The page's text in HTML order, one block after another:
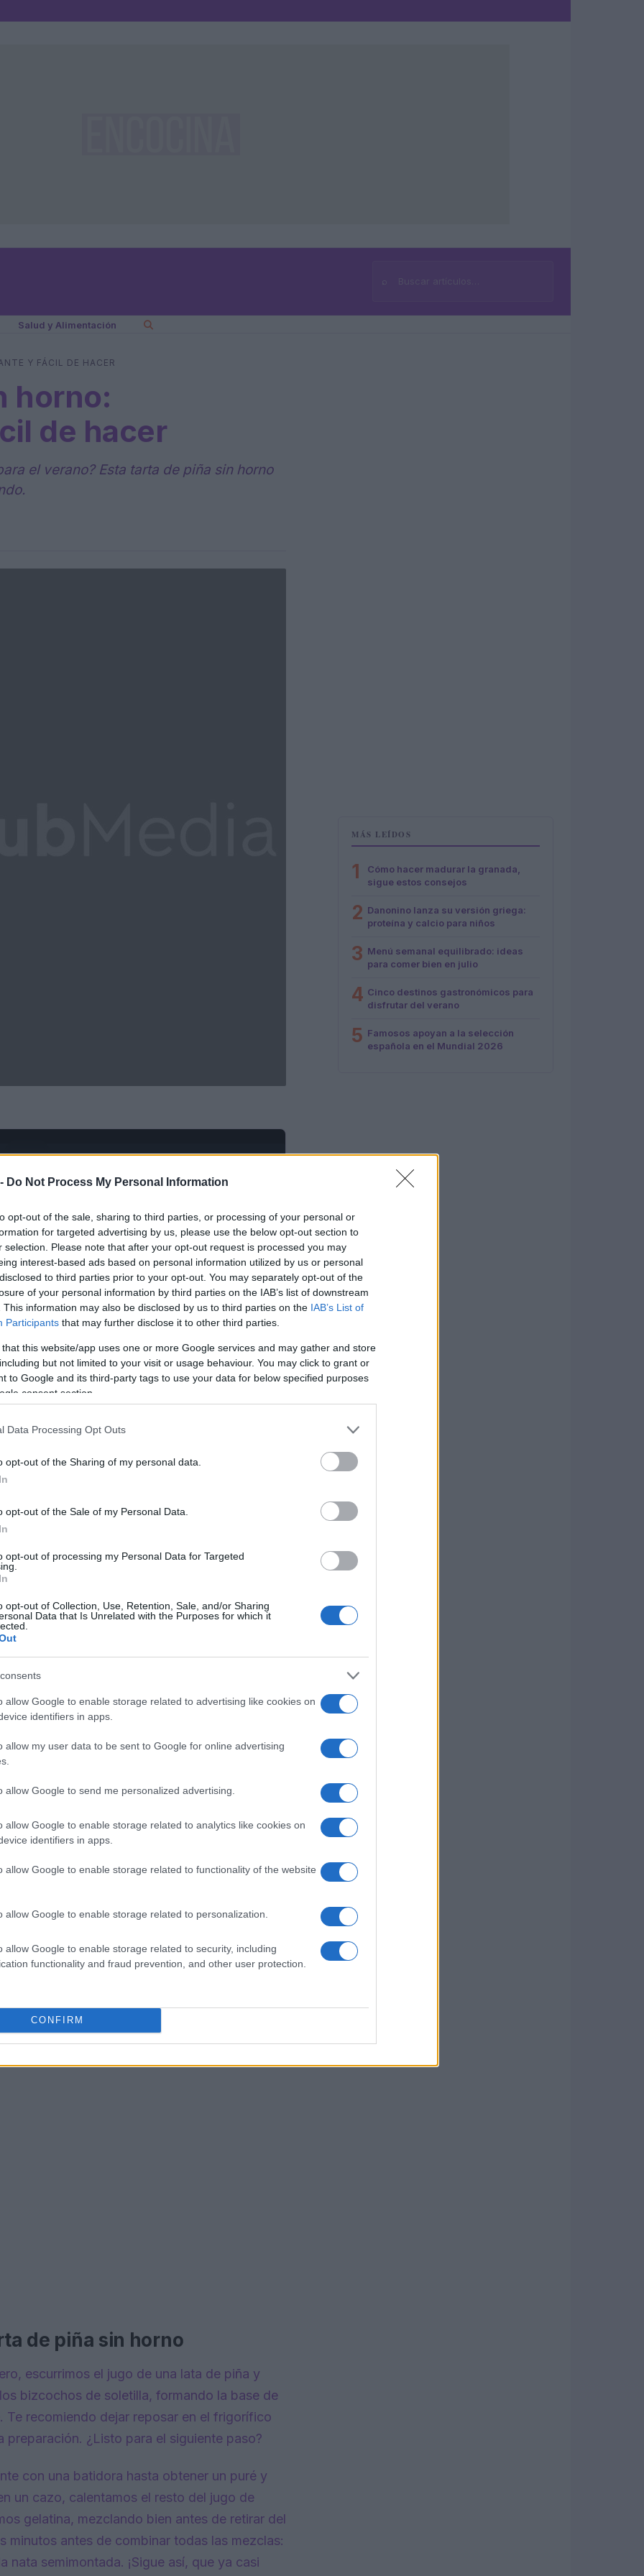
Do Not Process My Personal Information
opt-out of the sale, sharing to third parties, or processing of your personal or
for targeted advertising by us, please use the below opt-out section to
selection. Please note that after your opt-out request is processed you may
interest-based ads based on personal information utilized by us or personal
to third parties prior to your opt-out. You may separately opt-out of the
of your personal information by third parties on the IAB’s list of downstream
This information may also be disclosed by us to third parties on the IAB’s List of
Participants that may further disclose it to other third parties.
that this website/app uses one or more Google services and may gather and store
but not limited to your visit or usage behaviour. You may click to grant or
to Google and its third-party tags to use your data for below specified purposes
consent section.
Data Processing Opt Outs
opt-out of the Sharing of my personal data.
opt-out of the Sale of my Personal Data.
opt-out of processing my Personal Data for Targeted
opt-out of Collection, Use, Retention, Sale, and/or Sharing
Data that Is Unrelated with the Purposes for which it
allow Google to enable storage related to advertising like cookies on
identifiers in apps.
allow my user data to be sent to Google for online advertising
allow Google to send me personalized advertising.
allow Google to enable storage related to analytics like cookies on
identifiers in apps.
allow Google to enable storage related to functionality of the website
allow Google to enable storage related to personalization.
allow Google to enable storage related to security, including
functionality and fraud prevention, and other user protection.
CONFIRM
⌕Buscar
Salud y Alimentación
Y FÁCIL DE HACER
horno:
de hacer
el verano? Esta tarta de piña sin horno
por algo dulce, no hay nada mejor que
es tan fácil de hacer que te va a sorprender
para reuniones familiares o simplemente
ligera, refrescante y se prepara en un abrir y
en esta deliciosa aventura culinaria sin tener
piña sin horno?
es suversatilidad. Puedes adaptarla a tus
si buscas reducir el azúcar, puedes
almíbar. Pero si eres de los que prefieren un
de azúcar y listo! Además, si vives
a la mitad y evitar que sobre. ¿A quién no le
alimentarias. Si debes evitar el
bizcochos por galletas sin gluten,
sean aptos. Así, cualquiera puede
¡Y lo mejor de todo es que se prepara sin
de piña sin horno
escurrimos el jugo de una lata de piña y
bizcochos de soletilla, formando la base de
Te recomiendo dejar reposar en el frigorífico
¿Listo para el siguiente paso?
con una batidora hasta obtener un puré y
un cazo, calentamos el resto del jugo de
gelatina, mezclando bien antes de retirar del
minutos antes de combinar todas las mezclas:
semimontada. ¡Sigue así, que ya casi
MÁS LEÍDOS
1
Cómo hacer madurar la granada,
sigue estos consejos
2 Danonino lanza su versión griega:
proteína y calcio para niños
3 Menú semanal equilibrado: ideas
para comer bien en julio
4 Cinco destinos gastronómicos para
disfrutar del verano
5 Famosos apoyan a la selección
española en el Mundial 2026